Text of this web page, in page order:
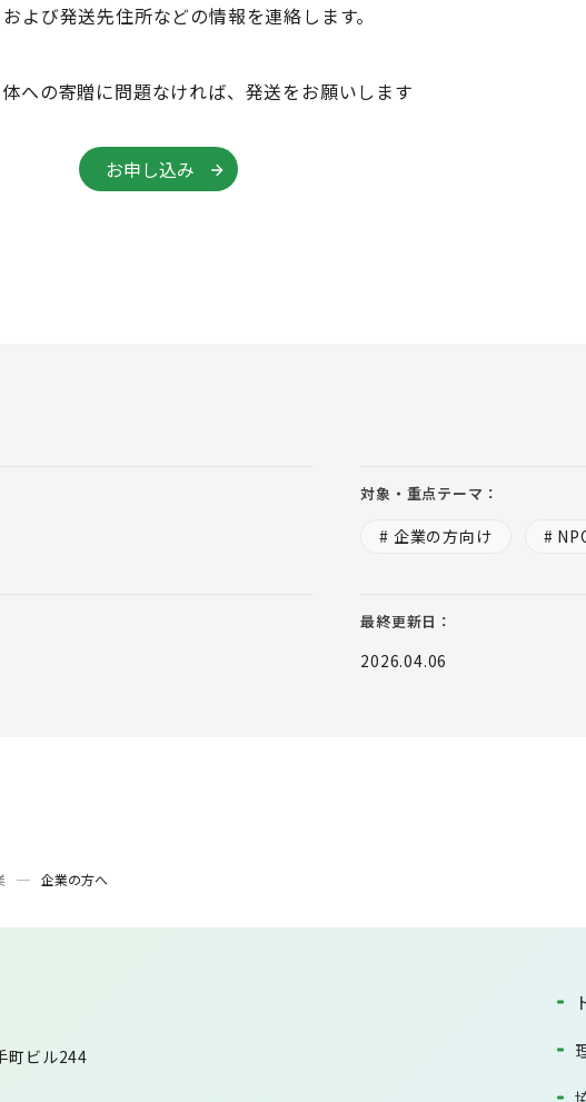
よび発送先住所などの情報を連絡します。
への寄贈に問題なければ、発送をお願いします
お申し込み
対象・重点テーマ：
# 企業の方向け #
最終更新日：
2026.04.06
企業の方へ
町ビル244